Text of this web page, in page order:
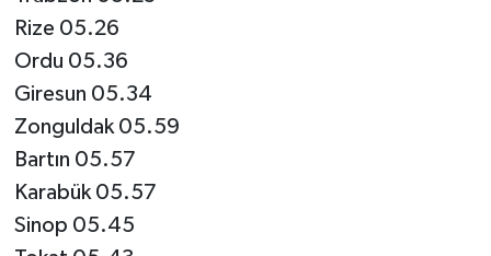
Rize 05.26
Ordu 05.36
Giresun 05.34
Zonguldak 05.59
Bartın 05.57
Karabük 05.57
Sinop 05.45